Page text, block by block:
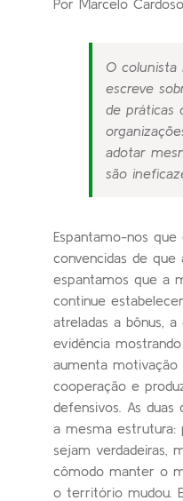
Por Marcelo Cardoso
O colunista
escreve
de práticas
adotar
são
Espantamo-nos que
convencidas de que
espantamos que a
continue
atreladas a bônus,
evidência
aumenta motivação
cooperação e
defensivos. As
a mesma estrutura:
sejam verdadeiras,
cômodo manter o
o território mudou.